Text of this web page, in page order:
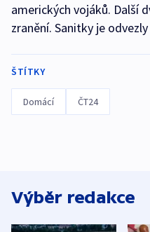
amerických vojáků. Další
zranění. Sanitky je
ŠTÍTKY
Domácí ČT24
Výběr redakce